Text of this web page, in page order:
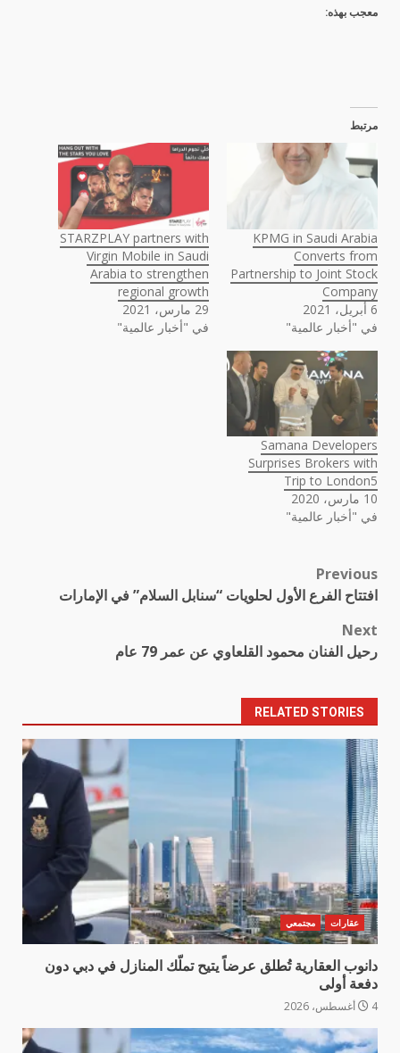
معجب بهذه:
مرتبط
KPMG in Saudi Arabia
Converts from
Partnership to Joint Stock
Company
6 أبريل، 2021
في "أخبار عالمية"
STARZPLAY partners with
Virgin Mobile in Saudi
Arabia to strengthen
regional growth
29 مارس، 2021
في "أخبار عالمية"
Samana Developers
Surprises Brokers with
Trip to London5
10 مارس، 2020
في "أخبار عالمية"
Post
navigation
Previous
افتتاح الفرع الأول لحلويات “سنابل السلام” في الإمارات
Next
رحيل الفنان محمود القلعاوي عن عمر 79 عام
RELATED STORIES
عقارات مجتمعي
دانوب العقارية تُطلق عرضاً يتيح تملّك المنازل في دبي دون
دفعة أولى
4 أغسطس، 2026